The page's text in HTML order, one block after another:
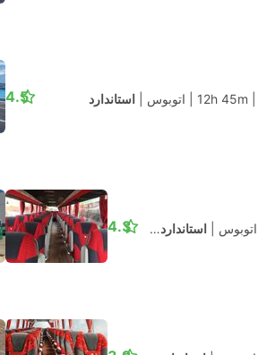
12h 45m
اتوبوس استاندارد 4.5
اتوبوس استاندارد2X1 4.3